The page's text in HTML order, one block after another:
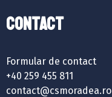
Contact
Formular de contact
+40 259 455 811
contact@csmoradea.ro